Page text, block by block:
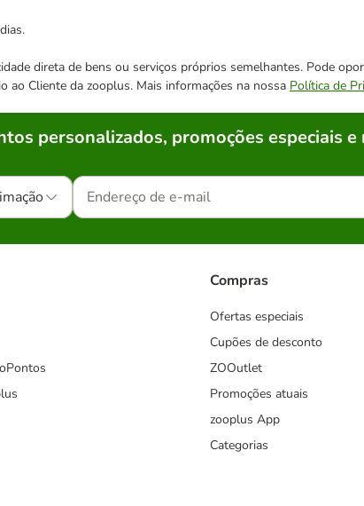
direta de bens ou serviços próprios semelhantes. Pode
ao Cliente da zooplus. Mais informações na nossa Política de
personalizados, promoções especiais e
Compras
Ofertas especiais
Cupões de desconto
ZOOutlet
Promoções atuais
zooplus App
Categorias